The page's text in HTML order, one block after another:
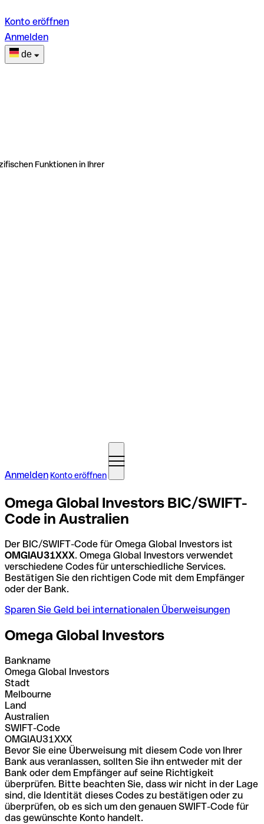
Konto eröffnen
Anmelden
de
Funktionen in Ihrer
Anmelden Konto eröffnen
Omega Global Investors BIC/SWIFT-
Code in Australien
Der BIC/SWIFT-Code für Omega Global Investors ist
OMGIAU31XXX. Omega Global Investors verwendet
verschiedene Codes für unterschiedliche Services.
Bestätigen Sie den richtigen Code mit dem Empfänger
oder der Bank.
Sparen Sie Geld bei internationalen Überweisungen
Omega Global Investors
Bankname
Omega Global Investors
Stadt
Melbourne
Land
Australien
SWIFT-Code
OMGIAU31XXX
Bevor Sie eine Überweisung mit diesem Code von Ihrer
Bank aus veranlassen, sollten Sie ihn entweder mit der
Bank oder dem Empfänger auf seine Richtigkeit
überprüfen. Bitte beachten Sie, dass wir nicht in der Lage
sind, die Identität dieses Codes zu bestätigen oder zu
überprüfen, ob es sich um den genauen SWIFT-Code für
das gewünschte Konto handelt.